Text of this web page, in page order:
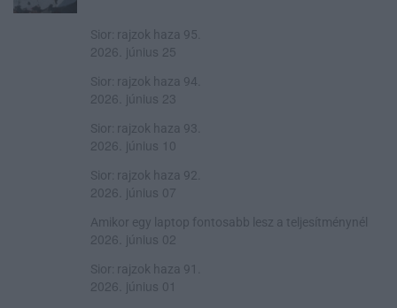
Sior: rajzok haza 95.
2026. június 25
Sior: rajzok haza 94.
2026. június 23
Sior: rajzok haza 93.
2026. június 10
Sior: rajzok haza 92.
2026. június 07
Amikor egy laptop fontosabb lesz a teljesítménynél
2026. június 02
Sior: rajzok haza 91.
2026. június 01